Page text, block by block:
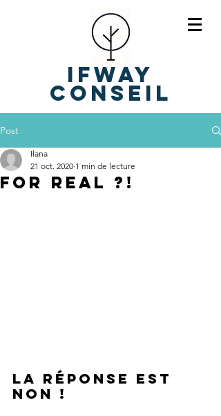
IFWAY
Conseil
Post
For real ?!
Ilana
21 oct. 2020 1 min de lecture
La réponse est
NON !